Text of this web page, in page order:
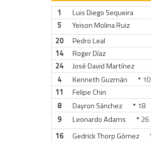
1
Luis Diego Sequeira
5
Yeison Molina Ruiz
20
Pedro Leal
14
Roger Díaz
24
José David Martínez
4
Kenneth Guzmán
10
11
Felipe Chin
8
Dayron Sánchez
18
9
Leonardo Adams 26
16
Gedrick Thorp Gómez